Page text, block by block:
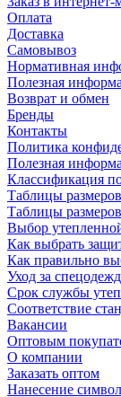
Оплата
Доставка
Самовывоз
Нормативная
Полезная
Возврат и обмен
Бренды
Контакты
Политика
Полезная
Классификация
Таблицы
Таблицы
Выбор
Как выбрать
Как правильно
Уход за
Срок службы
Соответствие
Вакансии
Оптовым
О компании
Заказать оптом
Нанесение